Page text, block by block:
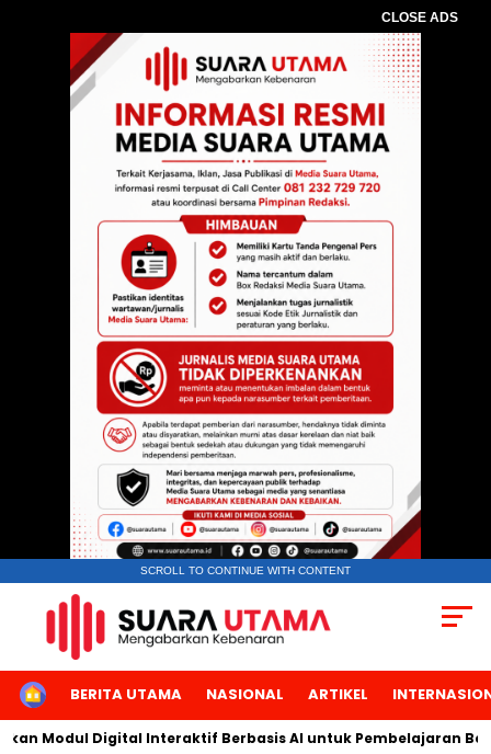
CLOSE ADS
SCROLL TO CONTINUE WITH CONTENT
HOMEBERITA UTAMA NASIONAL ARTIKEL
Digital Interaktif Berbasis AI untuk Pembelajaran Berbicara